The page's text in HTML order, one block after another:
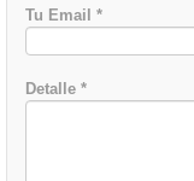
Tu Email *
Detalle *